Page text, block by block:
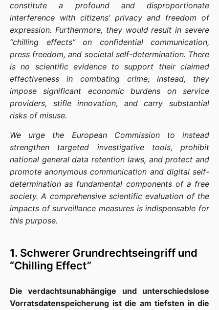
constitute a profound and disproportionate
interference with citizens’ privacy and freedom of
expression. Furthermore, they would result in severe
“chilling effects” on confidential communication,
press freedom, and societal self-determination. There
is no scientific evidence to support their claimed
effectiveness in combating crime; instead, they
impose significant economic burdens on service
providers, stifle innovation, and carry substantial
risks of misuse.
We urge the European Commission to instead
strengthen targeted investigative tools, prohibit
national general data retention laws, and protect and
promote anonymous communication and digital self-
determination as fundamental components of a free
society. A comprehensive scientific evaluation of the
impacts of surveillance measures is indispensable for
this purpose.
1. Schwerer Grundrechtseingriff und
“Chilling Effect”
Die verdachtsunabhängige und unterschiedslose
Vorratsdatenspeicherung ist die am tiefsten in die